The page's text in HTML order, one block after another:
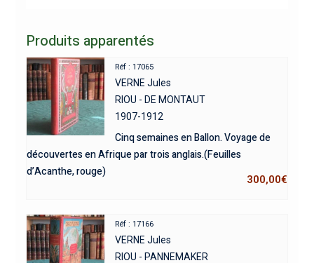
Produits apparentés
Réf : 17065
VERNE Jules
RIOU - DE MONTAUT
1907-1912
Cinq semaines en Ballon. Voyage de
découvertes en Afrique par trois anglais.(Feuilles
d’Acanthe, rouge)
300,00€
Réf : 17166
VERNE Jules
RIOU - PANNEMAKER